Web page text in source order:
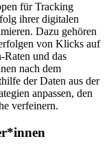
für Tracking
ihrer digitalen
Dazu gehören
von Klicks auf
Raten und das
nach dem
der Daten aus der
anpassen, den
verfeinern.